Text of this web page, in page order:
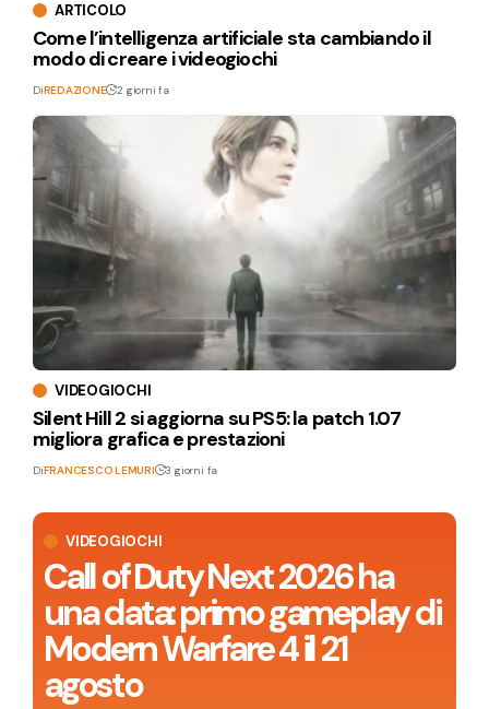
VIDEOGIOCHI
Call of Duty Next 2026 ha
una data: primo gameplay di
Modern Warfare 4 il 21
agosto
ARTICOLO
Come l’intelligenza artificiale sta cambiando il
modo di creare i videogiochi
DiREDAZIONE 2 giorni fa
VIDEOGIOCHI
Silent Hill 2 si aggiorna su PS5: la patch 1.07
migliora grafica e prestazioni
DiFRANCESCO LEMURI 3 giorni fa